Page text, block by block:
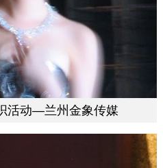
活动—兰州金象传媒